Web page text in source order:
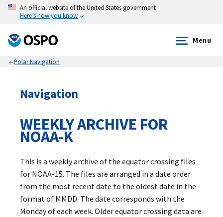
An official website of the United States government
Here’s how you know
Menu
Polar Navigation
Navigation
WEEKLY ARCHIVE FOR
NOAA-K
This is a weekly archive of the equator crossing files
for NOAA-15. The files are arranged in a date order
from the most recent date to the oldest date in the
format of MMDD. The date corresponds with the
Monday of each week. Older equator crossing data are